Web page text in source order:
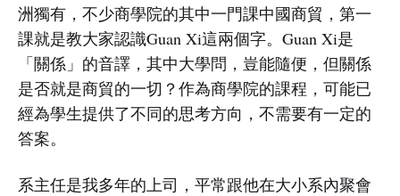
洲獨有，不少商學院的其中一門課中國商貿，第一
課就是教大家認識Guan Xi這兩個字。Guan Xi是
「關係」的音譯，其中大學問，豈能隨便，但關係
是否就是商貿的一切？作為商學院的課程，可能已
經為學生提供了不同的思考方向，不需要有一定的
答案。
系主任是我多年的上司，平常跟他在大小系內聚會